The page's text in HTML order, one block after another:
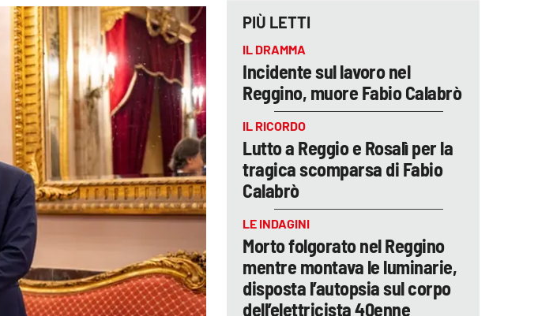
PIÙ LETTI
IL DRAMMA
Incidente sul lavoro nel
Reggino, muore Fabio Calabrò
IL RICORDO
Lutto a Reggio e Rosalì per la
tragica scomparsa di Fabio
Calabrò
LE INDAGINI
Morto folgorato nel Reggino
mentre montava le luminarie,
disposta l’autopsia sul corpo
dell’elettricista 40enne